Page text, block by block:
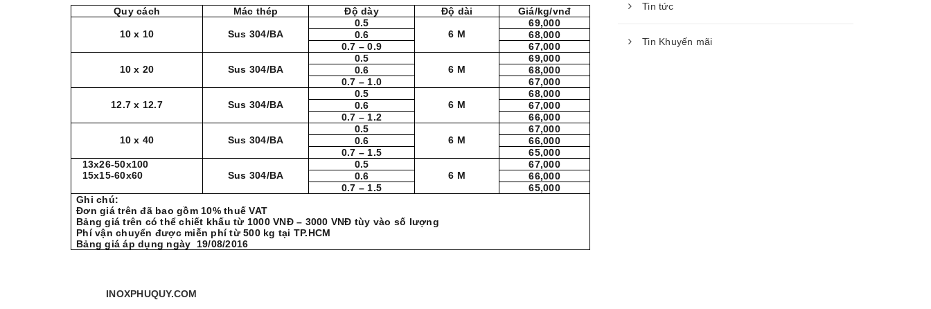
Quy cách Mác thép Độ dày Độ dài Giá/kg/vnđ
10 x 10 Sus 304/BA
0.5
6 M
69,000
0.6
68,000
0.7 – 0.9
67,000
10 x 20 Sus 304/BA
0.5
6 M
69,000
0.6
68,000
0.7 – 1.0
67,000
12.7 x 12.7 Sus 304/BA
0.5
6 M
68,000
0.6
67,000
0.7 – 1.2
66,000
10 x 40 Sus 304/BA
0.5
6 M
67,000
0.6
66,000
0.7 – 1.5
65,000
13x26-50x100
15x15-60x60
Sus 304/BA
0.5
6 M
67,000
0.6
66,000
0.7 – 1.5
65,000
Ghi chú:
Đơn giá trên đã bao gồm 10% thuế VAT
Bảng giá trên có thể chiết khấu từ 1000 VNĐ – 3000 VNĐ tùy vào số lượng
Phí vận chuyển được miễn phí từ 500 kg tại TP.HCM
Bảng giá áp dụng ngày 19/08/2016
INOXPHUQUY.COM
Tin tức
Tin Khuyến mãi